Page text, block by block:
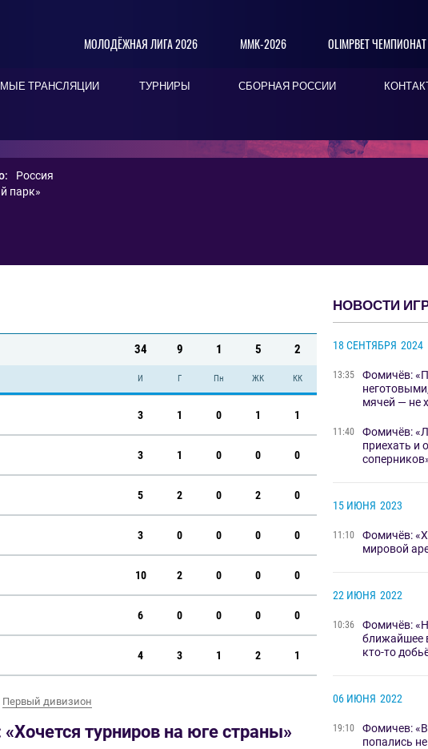
МОЛОДЁЖНАЯ ЛИГА 2026 ММК-2026 OLIMPBET
ТРАНСЛЯЦИИ ТУРНИРЫ СБОРНАЯ РОССИИ
Россия
парк»
34 9 1 5 2
И Г Пн ЖК КК
3 1 0 1 1
3 1 0 0 0
5 2 0 2 0
3 0 0 0 0
10 2 0 0 0
6 0 0 0 0
4 3 1 2 1
Первый дивизион
турниров на юге страны»
НОВОСТИ
18 СЕНТЯБРЯ 2024
13:35
Фомичёв:
мячей — не
11:40
​Фомичёв:
приехать и
15 ИЮНЯ 2023
11:10
Фомичёв:
мировой
22 ИЮНЯ 2022
10:36
Фомичёв:
ближайшее
кто-то
06 ИЮНЯ 2022
19:10
Фомичев: «В
попались